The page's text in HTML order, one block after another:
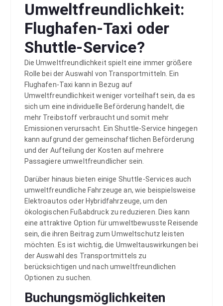
Umweltfreundlichkeit:
Flughafen-Taxi oder
Shuttle-Service?
Die Umweltfreundlichkeit spielt eine immer größere
Rolle bei der Auswahl von Transportmitteln. Ein
Flughafen-Taxi kann in Bezug auf
Umweltfreundlichkeit weniger vorteilhaft sein, da es
sich um eine individuelle Beförderung handelt, die
mehr Treibstoff verbraucht und somit mehr
Emissionen verursacht. Ein Shuttle-Service hingegen
kann aufgrund der gemeinschaftlichen Beförderung
und der Aufteilung der Kosten auf mehrere
Passagiere umweltfreundlicher sein.
Darüber hinaus bieten einige Shuttle-Services auch
umweltfreundliche Fahrzeuge an, wie beispielsweise
Elektroautos oder Hybridfahrzeuge, um den
ökologischen Fußabdruck zu reduzieren. Dies kann
eine attraktive Option für umweltbewusste Reisende
sein, die ihren Beitrag zum Umweltschutz leisten
möchten. Es ist wichtig, die Umweltauswirkungen bei
der Auswahl des Transportmittels zu
berücksichtigen und nach umweltfreundlichen
Optionen zu suchen.
Buchungsmöglichkeiten